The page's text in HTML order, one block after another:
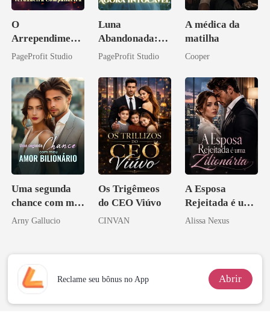
O
Arrependiment
o do Alfa:
Verdadeira
Companheira
PageProfit Studio
Luna
Abandonada:
Agora Intocável
PageProfit Studio
A médica da
matilha
Cooper
Uma segunda
chance com meu
amor bilionário
Arny Gallucio
Os Trigêmeos
do CEO Viúvo
CINVAN
A Esposa
Rejeitada é uma
Zilionária
Alissa Nexus
Reclame seu bônus no App Abrir